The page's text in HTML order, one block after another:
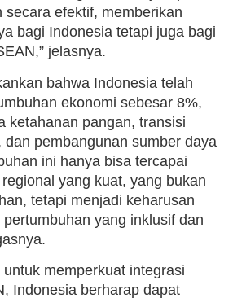
secara efektif, memberikan
bagi Indonesia tetapi juga bagi
jelasnya.
bahwa Indonesia telah
ekonomi sebesar 8%,
ketahanan pangan, transisi
pembangunan sumber daya
ini hanya bisa tercapai
yang kuat, yang bukan
tetapi menjadi keharusan
yang inklusif dan
memperkuat integrasi
Indonesia berharap dapat